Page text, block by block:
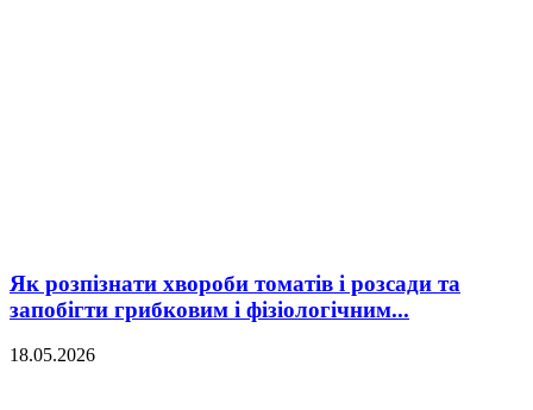
Як розпізнати хвороби томатів і розсади та
запобігти грибковим і фізіологічним...
18.05.2026